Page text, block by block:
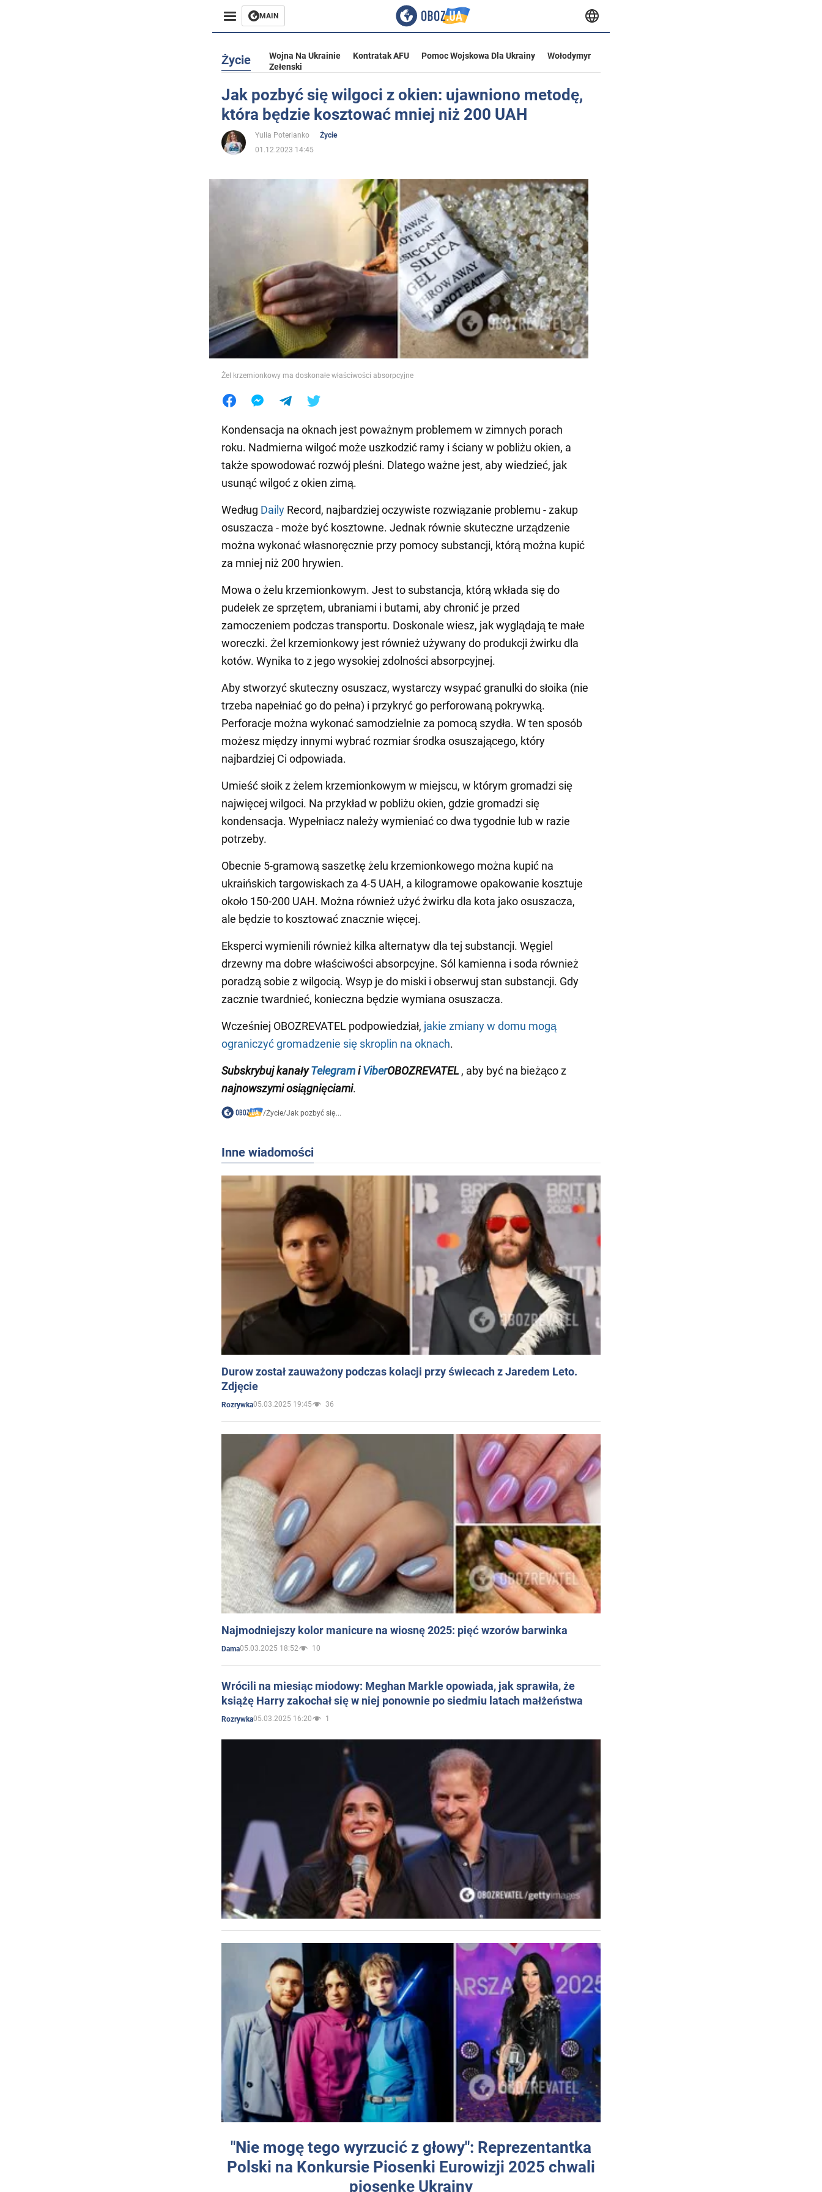
MAIN
Rozrywka
Życie
Jedzenie
Życie Wojna Na Ukrainie Kontratak AFU Pomoc Wojskowa Dla Ukrainy
Wołodymyr
Zełenski
Jak pozbyć się wilgoci z okien: ujawniono metodę,
która będzie kosztować mniej niż 200 UAH
Yulia Poterianko
Życie
01.12.2023 14:45
Żel krzemionkowy ma doskonałe właściwości absorpcyjne
Kondensacja na oknach jest poważnym problemem w zimnych porach
roku. Nadmierna wilgoć może uszkodzić ramy i ściany w pobliżu okien, a
także spowodować rozwój pleśni. Dlatego ważne jest, aby wiedzieć, jak
usunąć wilgoć z okien zimą.
Według Daily Record, najbardziej oczywiste rozwiązanie problemu - zakup
osuszacza - może być kosztowne. Jednak równie skuteczne urządzenie
można wykonać własnoręcznie przy pomocy substancji, którą można kupić
za mniej niż 200 hrywien.
Mowa o żelu krzemionkowym. Jest to substancja, którą wkłada się do
pudełek ze sprzętem, ubraniami i butami, aby chronić je przed
zamoczeniem podczas transportu. Doskonale wiesz, jak wyglądają te małe
woreczki. Żel krzemionkowy jest również używany do produkcji żwirku dla
kotów. Wynika to z jego wysokiej zdolności absorpcyjnej.
Aby stworzyć skuteczny osuszacz, wystarczy wsypać granulki do słoika (nie
trzeba napełniać go do pełna) i przykryć go perforowaną pokrywką.
Perforacje można wykonać samodzielnie za pomocą szydła. W ten sposób
możesz między innymi wybrać rozmiar środka osuszającego, który
najbardziej Ci odpowiada.
Umieść słoik z żelem krzemionkowym w miejscu, w którym gromadzi się
najwięcej wilgoci. Na przykład w pobliżu okien, gdzie gromadzi się
kondensacja. Wypełniacz należy wymieniać co dwa tygodnie lub w razie
potrzeby.
Obecnie 5-gramową saszetkę żelu krzemionkowego można kupić na
ukraińskich targowiskach za 4-5 UAH, a kilogramowe opakowanie kosztuje
około 150-200 UAH. Można również użyć żwirku dla kota jako osuszacza,
ale będzie to kosztować znacznie więcej.
Eksperci wymienili również kilka alternatyw dla tej substancji. Węgiel
drzewny ma dobre właściwości absorpcyjne. Sól kamienna i soda również
poradzą sobie z wilgocią. Wsyp je do miski i obserwuj stan substancji. Gdy
zacznie twardnieć, konieczna będzie wymiana osuszacza.
Wcześniej OBOZREVATEL podpowiedział, jakie zmiany w domu mogą
ograniczyć gromadzenie się skroplin na oknach.
Subskrybuj kanałyTelegramiViberOBOZREVATEL , aby być na bieżąco z
najnowszymi osiągnięciami.
/Życie/Jak pozbyć się...
Inne wiadomości
Durow został zauważony podczas kolacji przy świecach z Jaredem Leto.
Zdjęcie
Rozrywka05.03.2025 19:45 36
Najmodniejszy kolor manicure na wiosnę 2025: pięć wzorów barwinka
Dama05.03.2025 18:52 10
Wrócili na miesiąc miodowy: Meghan Markle opowiada, jak sprawiła, że
książę Harry zakochał się w niej ponownie po siedmiu latach małżeństwa
Rozrywka05.03.2025 16:20 1
"Nie mogę tego wyrzucić z głowy": Reprezentantka
Polski na Konkursie Piosenki Eurowizji 2025 chwali
piosenkę Ukrainy